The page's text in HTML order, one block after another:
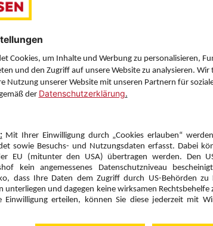
Zimmer 1 (2 Erwachsene)
Zimmerpreis ab € 958,-
Doppelzimmer seitl. Meerblick Classic FLEX (DBN)
Frühstück (F)
Zimmer & Verpflegung anpassen
Anbieter:
DERTOUR
Hotelbeschreibung anzeigen